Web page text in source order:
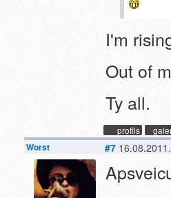
I'm
Out of
Ty all.
profils
Worst #7